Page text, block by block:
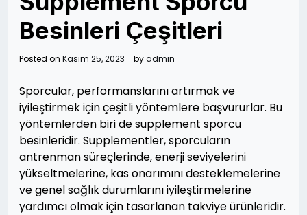
Besinleri Çeşitleri
Posted on Kasım 25, 2023 byadmin
Sporcular, performanslarını artırmak ve
iyileştirmek için çeşitli yöntemlere başvururlar. Bu
yöntemlerden biri de supplement sporcu
besinleridir. Supplementler, sporcuların
antrenman süreçlerinde, enerji seviyelerini
yükseltmelerine, kas onarımını desteklemelerine
ve genel sağlık durumlarını iyileştirmelerine
yardımcı olmak için tasarlanan takviye ürünleridir.